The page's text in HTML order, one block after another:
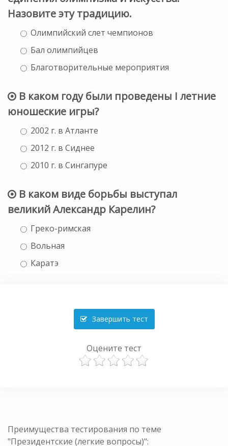
Назовите эту традицию.
Олимпийский слет чемпионов
Бал олимпийцев
Благотворительные мероприятия
В каком году были проведены I летние
юношеские игры?
2002 г. в Атланте
2012 г. в Сиднее
2010 г. в Сингапуре
В каком виде борьбы выступал
великий Александр Карелин?
Греко-римская
Вольная
Каратэ
Завершить тест
Оцените тест
Преимущества тестирования по теме
"Президентские (легкие вопросы)":